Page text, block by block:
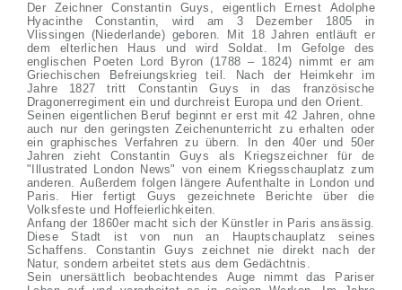
Der Zeichner Constantin Guys, eigentlich Ernest Adolphe
Hyacinthe Constantin, wird am 3 Dezember 1805 in
Vlissingen (Niederlande) geboren. Mit 18 Jahren entläuft er
dem elterlichen Haus und wird Soldat. Im Gefolge des
englischen Poeten Lord Byron (1788 – 1824) nimmt er am
Griechischen Befreiungskrieg teil. Nach der Heimkehr im
Jahre 1827 tritt Constantin Guys in das französische
Dragonerregiment ein und durchreist Europa und den Orient.
Seinen eigentlichen Beruf beginnt er erst mit 42 Jahren, ohne
auch nur den geringsten Zeichenunterricht zu erhalten oder
ein graphisches Verfahren zu übern. In den 40er und 50er
Jahren zieht Constantin Guys als Kriegszeichner für de
"Illustrated London News" von einem Kriegsschauplatz zum
anderen. Außerdem folgen längere Aufenthalte in London und
Paris. Hier fertigt Guys gezeichnete Berichte über die
Volksfeste und Hoffeierlichkeiten.
Anfang der 1860er macht sich der Künstler in Paris ansässig.
Diese Stadt ist von nun an Hauptschauplatz seines
Schaffens. Constantin Guys zeichnet nie direkt nach der
Natur, sondern arbeitet stets aus dem Gedächtnis.
Sein unersättlich beobachtendes Auge nimmt das Pariser